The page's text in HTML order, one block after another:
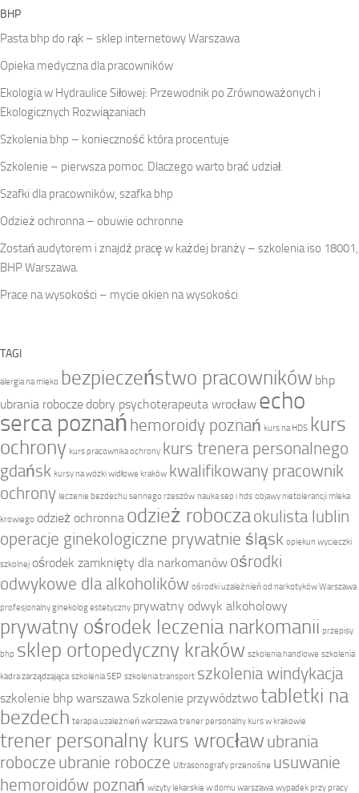
BHP
Pasta bhp do rąk – sklep internetowy Warszawa
Opieka medyczna dla pracowników
Ekologia w Hydraulice Siłowej: Przewodnik po Zrównoważonych i
Ekologicznych Rozwiązaniach
Szkolenia bhp – konieczność która procentuje
Szkolenie – pierwsza pomoc. Dlaczego warto brać udział.
Szafki dla pracowników, szafka bhp
Odzież ochronna – obuwie ochronne
Zostań audytorem i znajdź pracę w każdej branży – szkolenia iso 18001,
BHP Warszawa.
Prace na wysokości – mycie okien na wysokości
TAGI
alergia na mleko bezpieczeństwo pracowników bhp
ubrania robocze dobry psychoterapeuta wrocław echo
serca poznań hemoroidy poznań kurs na HDS kurs
ochrony kurs pracownika ochrony kurs trenera personalnego
gdańsk kursy na wózki widłowe kraków kwalifikowany pracownik
ochrony leczenie bezdechu sennego rzeszów nauka sep i hds objawy nietolerancji mleka
krowiego odzież ochronna odzież robocza okulista lublin
operacje ginekologiczne prywatnie śląsk opiekun wycieczki
szkolnej ośrodek zamknięty dla narkomanów ośrodki
odwykowe dla alkoholików ośrodki uzależnień od narkotyków Warszawa
profesjonalny ginekolog estetyczny prywatny odwyk alkoholowy
prywatny ośrodek leczenia narkomanii przepisy
bhp sklep ortopedyczny kraków szkolenia handlowe szkolenia
kadra zarządzająca szkolenia SEP szkolenia transport szkolenia windykacja
szkolenie bhp warszawa Szkolenie przywództwotabletki na
bezdech terapia uzależnień warszawa trener personalny kurs w krakowie
trener personalny kurs wrocław ubrania
robocze ubranie robocze Ultrasonografy przenośne usuwanie
hemoroidów poznań wizyty lekarskie w domu warszawa wypadek przy pracy